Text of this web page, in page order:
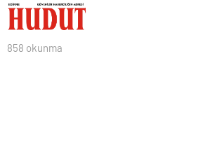
858 okunma